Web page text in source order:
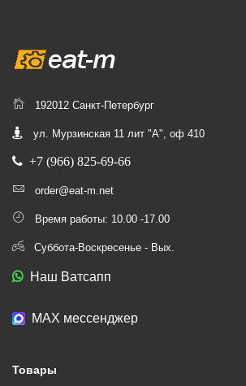
192012 Санкт-Петербург
ул. Мурзинская 11 лит "А", оф 410
+7 (966) 825-69-66
order@eat-m.net
Время работы: 10.00 -17.00
Суббота-Воскресенье - Вых.
Наш Ватсапп
МАХ мессенджер
Товары